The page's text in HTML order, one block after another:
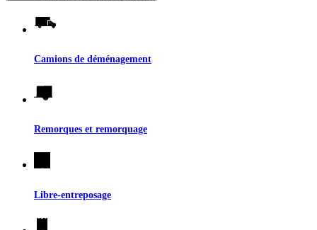
Camions de déménagement
Remorques et remorquage
Libre-entreposage